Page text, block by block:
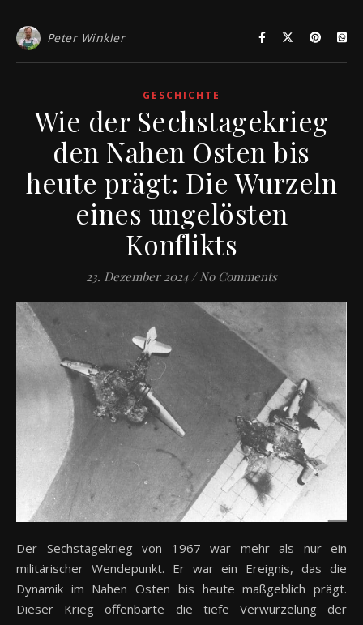
Peter Winkler
GESCHICHTE
Wie der Sechstagekrieg
den Nahen Osten bis
heute prägt: Die Wurzeln
eines ungelösten
Konflikts
23. Dezember 2024 / No Comments
Der Sechstagekrieg von 1967 war mehr als nur ein
militärischer Wendepunkt. Er war ein Ereignis, das die
Dynamik im Nahen Osten bis heute maßgeblich prägt.
Dieser Krieg offenbarte die tiefe Verwurzelung der